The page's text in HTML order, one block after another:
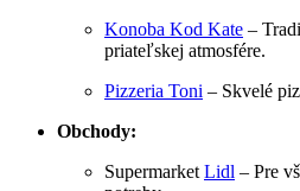
Konoba Kod Kate –
priateľskej atmosfére.
Pizzeria Toni – Skvelé
Obchody:
Supermarket Lidl – Pre